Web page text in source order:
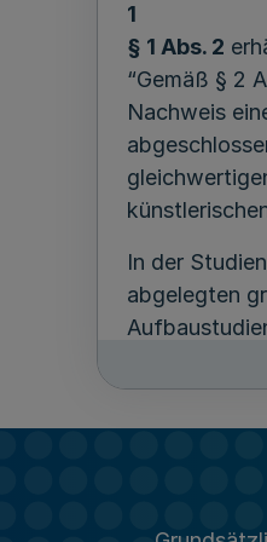
1
§ 1 Abs. 2
“Gemäß § 2
Nachweis
In der
abgelegten
und